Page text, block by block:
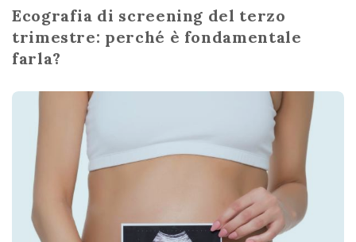
Ecografia di screening del terzo
trimestre: perché è fondamentale
farla?